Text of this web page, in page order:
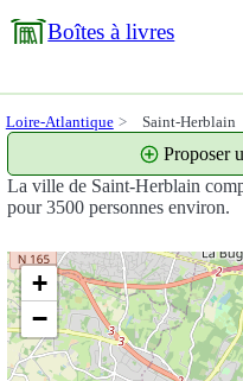
Boîtes à livres
Loire-Atlantique Saint-Herblain
La ville de Saint-Herblain
pour 3500 personnes environ.
Proposer
+
−